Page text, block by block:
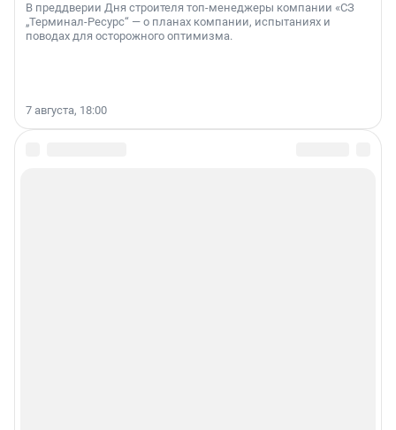
В преддверии Дня строителя топ-менеджеры компании «СЗ
„Терминал-Ресурс“ — о планах компании, испытаниях и
поводах для осторожного оптимизма.
7 августа, 18:00